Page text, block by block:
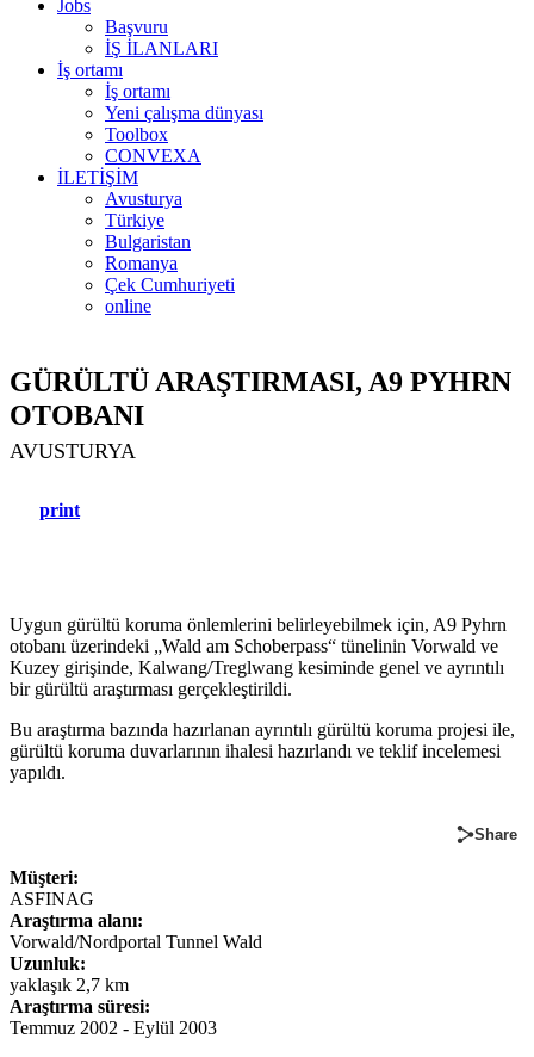
Jobs
Başvuru
İŞ İLANLARI
İş ortamı
İş ortamı
Yeni çalışma dünyası
Toolbox
CONVEXA
İLETİŞİM
Avusturya
Türkiye
Bulgaristan
Romanya
Çek Cumhuriyeti
online
GÜRÜLTÜ ARAŞTIRMASI, A9 PYHRN
OTOBANI
AVUSTURYA
print
Uygun gürültü koruma önlemlerini belirleyebilmek için, A9 Pyhrn
otobanı üzerindeki „Wald am Schoberpass“ tünelinin Vorwald ve
Kuzey girişinde, Kalwang/Treglwang kesiminde genel ve ayrıntılı
bir gürültü araştırması gerçekleştirildi.
Bu araştırma bazında hazırlanan ayrıntılı gürültü koruma projesi ile,
gürültü koruma duvarlarının ihalesi hazırlandı ve teklif incelemesi
yapıldı.
Share
Müşteri:
ASFINAG
Araştırma alanı:
Vorwald/Nordportal Tunnel Wald
Uzunluk:
yaklaşık 2,7 km
Araştırma süresi:
Temmuz 2002 - Eylül 2003